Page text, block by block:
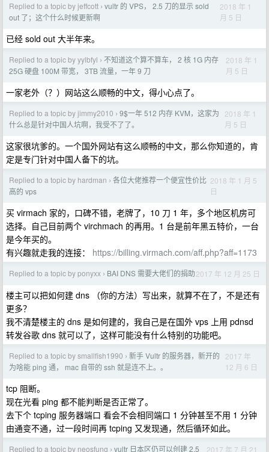
Replied to a topic by jeffcott › vultr 的 VPS， 2.5 刀的显示 sold
out 了；这个什么时候更新啊
2018 年 1
月 5 日
已经 sold out 大半年来。
Replied to a topic by yylbfyl › 不知道这个算不算车， 2 核 1G 内存
25G 硬盘 100M 带宽， 3TB 流量，一年 9 刀
2018 年 1
月 5 日
一家老外（？）网站这么顺畅的中文，得小心点了。
Replied to a topic by jimmy2010 › 9$一年 512 内存 KVM，这家为
什么总是针对中国人坑啊，我受不了了。
2018 年 1
月 5 日
这家很坑爹的。一个国外网站有这么顺畅的中文，那么你知道的，肯
定是专门针对中国人备下的坑。
Replied to a topic by hardman › 各位大佬推荐一个便宜性价比
高的 vps
2018 年 1 月 5
日
买 virmach 家的，口碑不错，老牌了，10 刀 1 年，多个地区机房可
选择。自己目前两个 virchmach 的再用。1 台是前年黑五特价，一台
是今年买的。
有兴趣就走我的连接： https://billing.virmach.com/aff.php?aff=1173
Replied to a topic by ponyxx › BAI DNS 需要大佬们的捐助2017 年 12 月 25 日
楼主可以把如何建 dns （你的方法）写出来，就算不在了，不是还有
更多？
我不清楚楼主的 dns 是如何建的，我自己是在国外 vps 上用 pdnsd
转发谷歌 dns 就可以了，这样可能没有什么特别的功能吧。
Replied to a topic by smallfish1990 › 新手 Vultr 的服务器，新开的
为啥能 ping 通， mac 自带的 ssh 就是连不上。。
2017 年
12 月 6 日
tcp 阻断。
现在光看 ping 都不能判断是否正常了。
去下个 tcping 服务器端口 看会不会相同端口 1 分钟甚至不用 1 分钟
由通变不通，过一段时间再 tcping 又发现通，然后循环如此。
Replied to a topic by neosfung › vultr 日本区仍可以创建 2.5 2017 年 7 月 21